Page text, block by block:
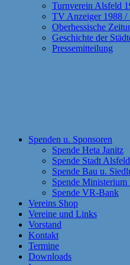
Turnverein Alsfeld
TV Anzeiger 1988 /
Oberhessische
Geschichte der
Pressemitteilung
Spenden u. Sponsoren
Spende Heta Janitz
Spende Stadt Alsfeld
Spende Bau u.
Spende Ministerium
Spende VR-Bank
Vereins Shop
Vereine und Links
Vorstand
Kontakt
Termine
Downloads